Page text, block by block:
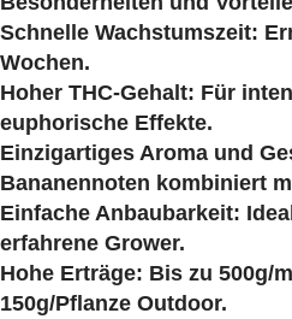
Schnelle Wachstumszeit:
Wochen.
Hoher THC-Gehalt: Für
euphorische Effekte.
Einzigartiges Aroma und
Bananennoten kombiniert
Einfache Anbaubarkeit:
erfahrene Grower.
Hohe Erträge: Bis zu 500g/
150g/Pflanze Outdoor.